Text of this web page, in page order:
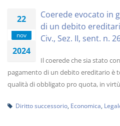
22
nov
2024
Coerede evocato in
di un debito
Civ., Sez. II, sent. n.
Il coerede che sia stato
pagamento di un debito ereditario è
qualità di obbligato pro quota, in virtù
Diritto successorio Economica